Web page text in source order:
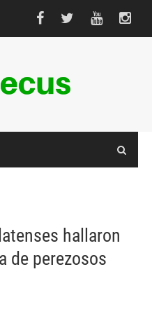
hallaron
de perezosos